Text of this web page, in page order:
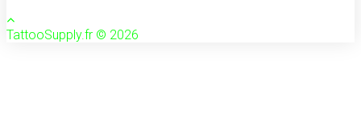
TattooSupply.fr © 2026